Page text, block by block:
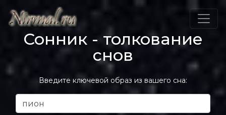
Сонник - толкование
снов
Введите ключевой образ из вашего сна: